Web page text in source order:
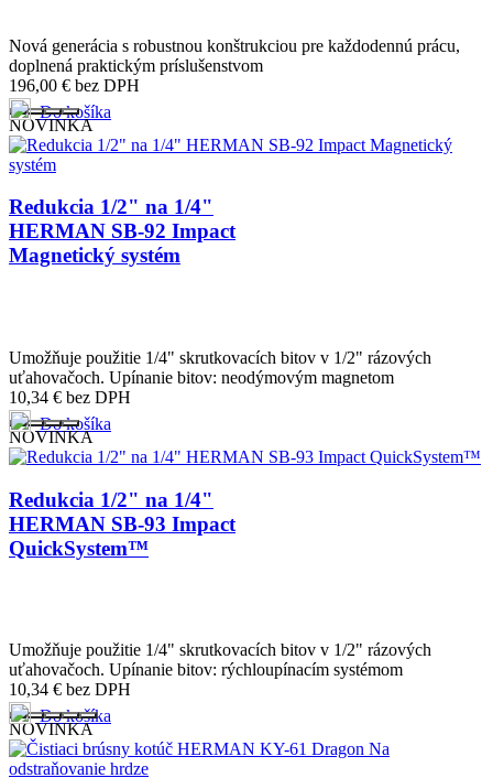
Nová generácia s robustnou konštrukciou pre každodennú prácu,
doplnená praktickým príslušenstvom
196,00 € bez DPH
Do košíka
NOVINKA
Redukcia 1/2" na 1/4"
HERMAN SB-92 Impact
Magnetický systém
Umožňuje použitie 1/4" skrutkovacích bitov v 1/2" rázových
uťahovačoch. Upínanie bitov: neodýmovým magnetom
10,34 € bez DPH
Do košíka
NOVINKA
Redukcia 1/2" na 1/4"
HERMAN SB-93 Impact
QuickSystem™
Umožňuje použitie 1/4" skrutkovacích bitov v 1/2" rázových
uťahovačoch. Upínanie bitov: rýchloupínacím systémom
10,34 € bez DPH
Do košíka
NOVINKA